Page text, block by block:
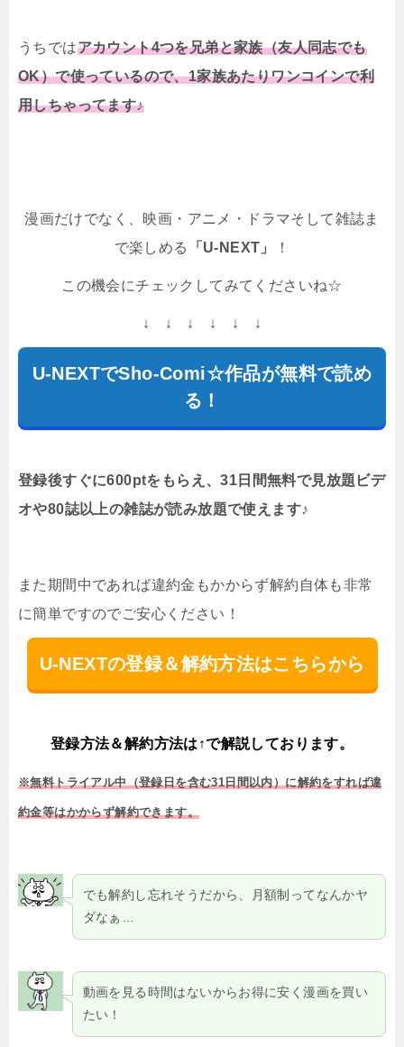
うちではアカウント4つを兄弟と家族（友人同志でも
OK）で使っているので、1家族あたりワンコインで利
用しちゃってます♪
漫画だけでなく、映画・アニメ・ドラマそして雑誌ま
で楽しめる
「U-NEXT」 ！
この機会にチェックしてみてくださいね☆
↓ ↓ ↓ ↓ ↓ ↓
U-NEXTでSho-Comi☆作品が無料で読め
る！
登録後すぐに600ptをもらえ、31日間無料で見放題ビデ
オや80誌以上の雑誌が読み放題で使えます♪
また期間中であれば違約金もかからず解約自体も非常
に簡単ですのでご安心ください！
U-NEXTの登録＆解約方法はこちらから
登録方法＆解約方法は↑で解説しております。
※無料トライアル中（登録日を含む31日間以内）に解約をすれば違
約金等はかからず解約できます。
でも解約し忘れそうだから、月額制ってなんかヤ
ダなぁ…
動画を見る時間はないからお得に安く漫画を買い
たい！